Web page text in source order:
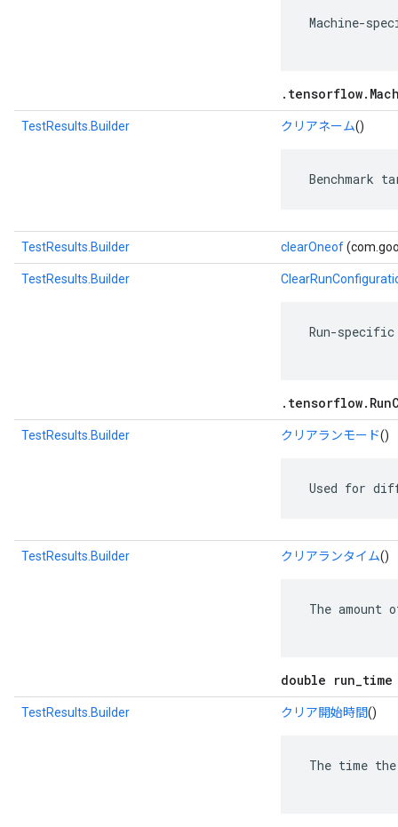
Machine-
TestResults.Builder クリアネーム()
Benchmark
TestResults.Builder clearOneof
TestResults.Builder
Run-
TestResults.Builder クリアランモード()
Used for
TestResults.Builder クリアランタイム()
The
double
TestResults.Builder クリア開始時間()
The time